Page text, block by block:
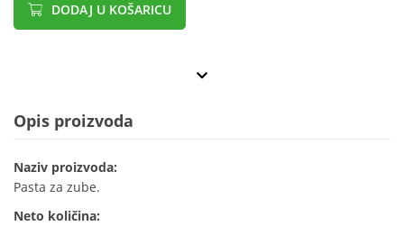
DODAJ U KOŠARICU
Opis proizvoda
Naziv proizvoda:
Pasta za zube.
Neto količina: